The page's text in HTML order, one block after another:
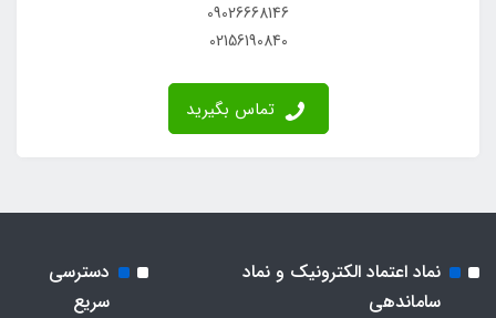
09026668146
02156190840
تماس بگیرید
نماد اعتماد الکترونیک و نماد
ساماندهی
دسترسی
سریع